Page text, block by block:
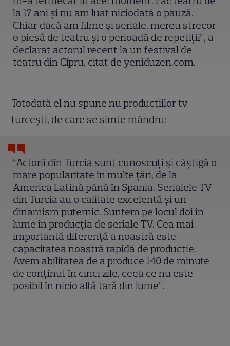
la 17 ani și nu am luat niciodată o pauză.
Chiar dacă am filme și seriale, mereu strecor
o piesă de teatru și o perioadă de repetiții”, a
declarat actorul recent la un festival de
teatru din Cipru, citat de yeniduzen.com.
Totodată el nu spune nu producțiilor tv
turcești, de care se simte mândru:
“Actorii din Turcia sunt cunoscuți și câștigă o
mare popularitate în multe țări, de la
America Latină până în Spania. Serialele TV
din Turcia au o calitate excelentă și un
dinamism puternic. Suntem pe locul doi în
lume în producția de seriale TV. Cea mai
importantă diferență a noastră este
capacitatea noastră rapidă de producție.
Avem abilitatea de a produce 140 de minute
de conținut în cinci zile, ceea ce nu este
posibil în nicio altă țară din lume”.